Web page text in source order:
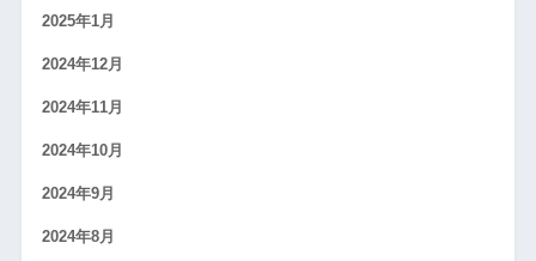
2025年1月
2024年12月
2024年11月
2024年10月
2024年9月
2024年8月